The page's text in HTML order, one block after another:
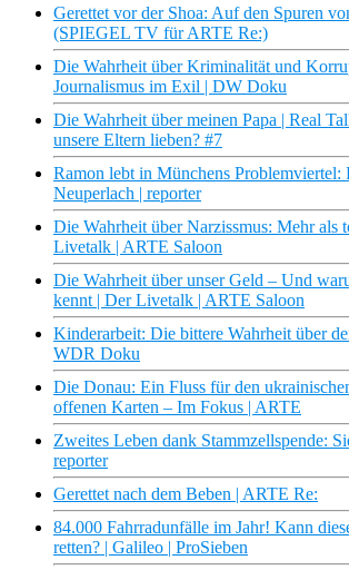
Gerettet vor der Shoa: Auf den Spuren
(SPIEGEL TV für ARTE Re:)
Die Wahrheit über Kriminalität und
Journalismus im Exil | DW Doku
Die Wahrheit über meinen Papa | Real
unsere Eltern lieben? #7
Ramon lebt in Münchens Problemviertel:
Neuperlach | reporter
Die Wahrheit über Narzissmus: Mehr als
Livetalk | ARTE Saloon
Die Wahrheit über unser Geld – Und
kennt | Der Livetalk | ARTE Saloon
Kinderarbeit: Die bittere Wahrheit über
WDR Doku
Die Donau: Ein Fluss für den
offenen Karten – Im Fokus | ARTE
Zweites Leben dank Stammzellspende:
reporter
Gerettet nach dem Beben | ARTE Re:
84.000 Fahrradunfälle im Jahr! Kann
retten? | Galileo | ProSieben